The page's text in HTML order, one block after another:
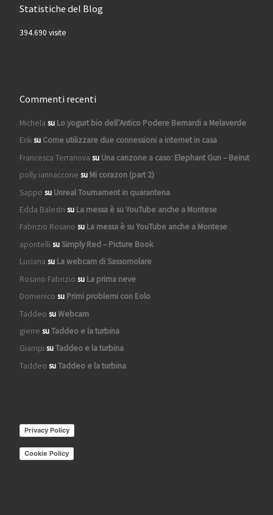
Statistiche del Blog
394.690 visite
Commenti recenti
Michela su Lo yogurt bio dell’Antico Podere Bernardi a Melaverde
Eriksu Come utilizzare due connessioni a internet in casa
Francesca Terranova su Una canzone a caso: Elephant Gun – Beirut
polly iannaccone su Mi corazon (part 2)
Sappo su Unreal Tournament in quarantena
Edda Balestri su La messa è su YouTube anche a Montese
Fabrizio Rosano su La messa è su YouTube anche a Montese
apontelli suSimply Red – Picture Book
Luciana su La webcam di Sassomolare
Rosano Fabrizio su La prima neve
Domenico su Primi problemi con Eolo
Taddeo suWebcam
gierre suTaddeo e la turbina
Giampi suTaddeo e la turbina
Taddeo suTaddeo e la turbina
Privacy Policy
Cookie Policy